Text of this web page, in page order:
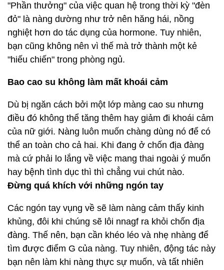
"Phần thưởng" của việc quan hệ trong thời kỳ "đèn
đỏ" là nàng dường như trở nên hăng hái, nồng
nghiệt hơn do tác dụng của hormone. Tuy nhiên,
bạn cũng không nên vì thế mà trở thành một kẻ
"hiếu chiến" trong phòng ngủ.
Bao cao su không làm mất khoái cảm
Dù bị ngăn cách bởi một lớp màng cao su nhưng
điều đó không thể tăng thêm hay giảm đi khoái cảm
của nữ giới. Nàng luôn muốn chàng dùng nó để có
thể an toàn cho cả hai. Khi đang ở chốn địa đàng
mà cứ phải lo lắng về việc mang thai ngoài ý muốn
hay bệnh tình dục thì thì chẳng vui chút nào.
Đừng quá khích với những ngón tay
Các ngón tay vụng về sẽ làm nàng cảm thấy kinh
khủng, đôi khi chúng sẽ lôi nnagf ra khỏi chốn địa
đàng. Thế nên, bạn cần khéo léo và nhẹ nhàng để
tìm được điểm G của nàng. Tuy nhiên, động tác này
bạn nên làm khi nàng thực sự muốn, và tất nhiên